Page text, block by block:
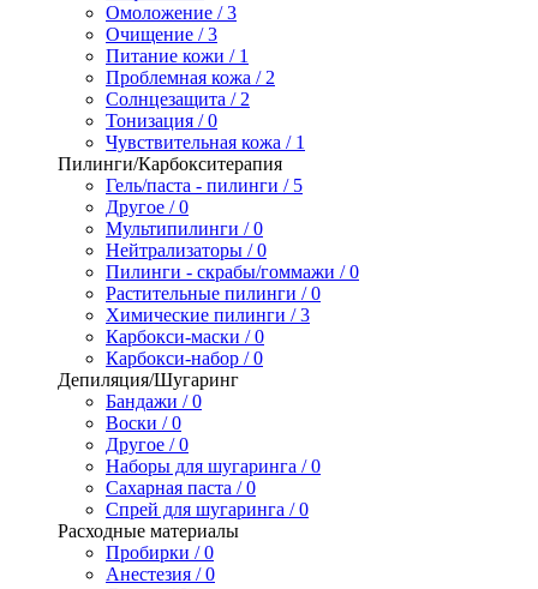
Омоложение / 3
Очищение / 3
Питание кожи / 1
Проблемная кожа / 2
Солнцезащита / 2
Тонизация / 0
Чувствительная кожа / 1
Пилинги/Карбокситерапия
Гель/паста - пилинги / 5
Другое / 0
Мультипилинги / 0
Нейтрализаторы / 0
Пилинги - скрабы/гоммажи / 0
Растительные пилинги / 0
Химические пилинги / 3
Карбокси-маски / 0
Карбокси-набор / 0
Депиляция/Шугаринг
Бандажи / 0
Воски / 0
Другое / 0
Наборы для шугаринга / 0
Сахарная паста / 0
Спрей для шугаринга / 0
Расходные материалы
Пробирки / 0
Анестезия / 0